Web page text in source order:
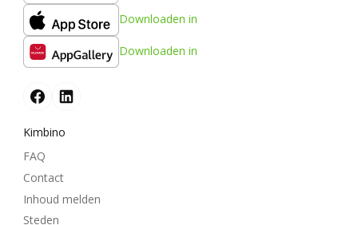
Downloaden in
Downloaden in
Kimbino
FAQ
Contact
Inhoud melden
Steden